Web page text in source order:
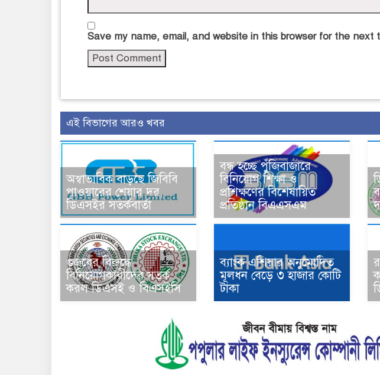
Save my name, email, and website in this browser for the next
এই বিভাগের আরও খবর
অস্বাভাবিক বাড়ছে জিবিবি
পাওয়ারের শেয়ার দর,
ডিএসইর সতর্কবার্তা
বন্ধ হচ্ছে পুঁজিবাজারে
বিনিয়োগ শিক্ষা ও
প্রশিক্ষণের বিশেষায়িত
প্রতিষ্ঠান বিএএসএম
গুজবের বিরুদ্ধে
বিনিয়োগকারীদের সতর্ক
করল ডিএসই ও বিএসইসি
ব্যাংক এশিয়ার অনুমোদিত
মূলধন বেড়ে ৩ হাজার কোটি
টাকা